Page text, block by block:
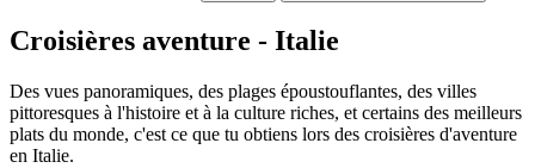
Croisières aventure - Italie
Des vues panoramiques, des plages époustouflantes, des villes
pittoresques à l'histoire et à la culture riches, et certains des meilleurs
plats du monde, c'est ce que tu obtiens lors des croisières d'aventure
en Italie.